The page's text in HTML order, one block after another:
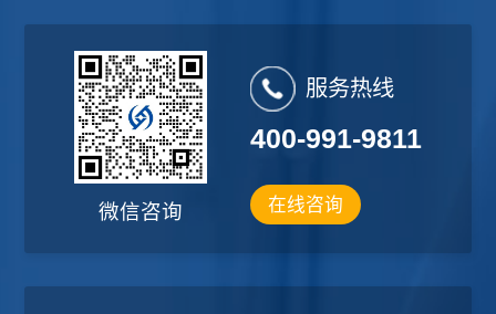
微信咨询
服务热线
400-991-9811
在线咨询